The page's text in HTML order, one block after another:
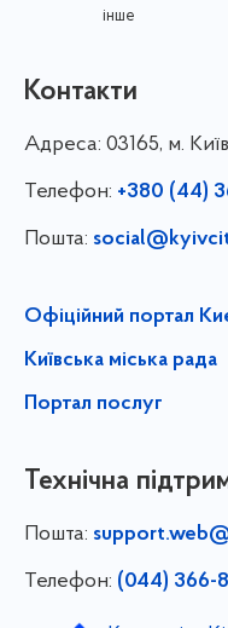
інше
Контакти
Адреса: 03165, м.
Телефон: +380 (44)
Пошта:
Офіційний портал
Київська міська рада
Портал послуг
Технічна
Пошта:
Телефон: (044) 366-